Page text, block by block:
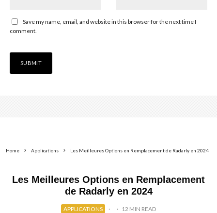
Save my name, email, and website in this browser for the next time I
comment.
Home Applications Les Meilleures Options en Remplacement de Radarly en 2024
Les Meilleures Options en Remplacement
de Radarly en 2024
APPLICATIONS · · 12 MIN READ